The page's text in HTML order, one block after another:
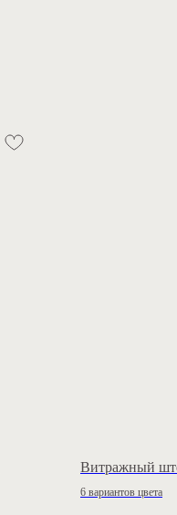
Витражный
6 вариантов цвета